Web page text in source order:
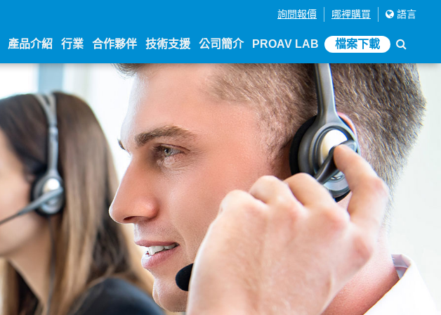
詢問報價 哪裡購買 語言
產品介紹 行業 合作夥伴 技術支援 公司簡介 PROAV LAB 檔案下載